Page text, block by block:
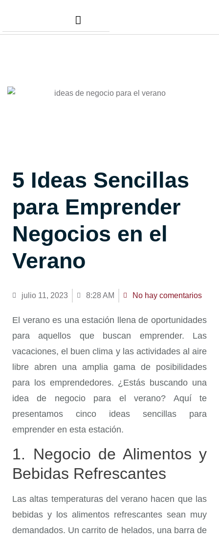
5 Ideas Sencillas
para Emprender
Negocios en el
Verano
julio 11, 2023 8:28 AM No hay comentarios
El verano es una estación llena de oportunidades
para aquellos que buscan emprender. Las
vacaciones, el buen clima y las actividades al aire
libre abren una amplia gama de posibilidades
para los emprendedores. ¿Estás buscando una
idea de negocio para el verano? Aquí te
presentamos cinco ideas sencillas para
emprender en esta estación.
1. Negocio de Alimentos y
Bebidas Refrescantes
Las altas temperaturas del verano hacen que las
bebidas y los alimentos refrescantes sean muy
demandados. Un carrito de helados, una barra de